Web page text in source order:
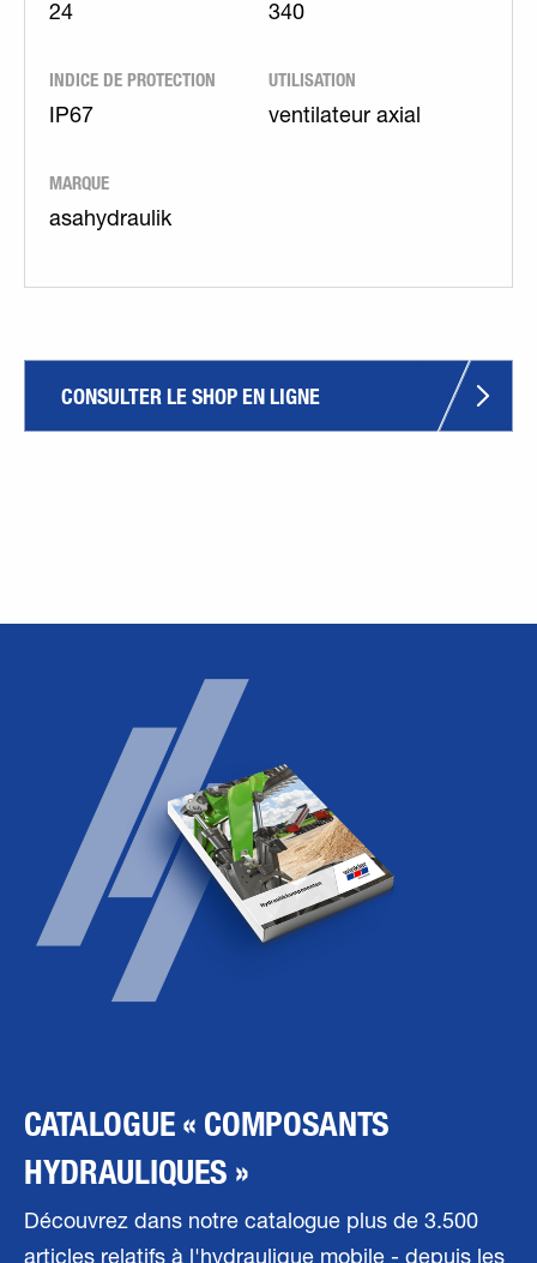
24 340
INDICE DE PROTECTION
IP67
UTILISATION
ventilateur axial
MARQUE
asahydraulik
CONSULTER LE SHOP EN LIGNE
CATALOGUE « COMPOSANTS
HYDRAULIQUES »
Découvrez dans notre catalogue plus de 3.500